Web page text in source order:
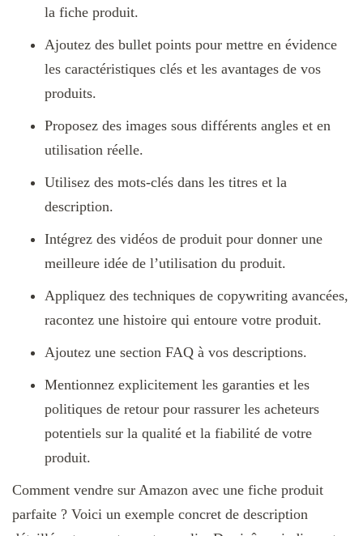
la fiche produit.
Ajoutez des bullet points pour mettre en évidence
les caractéristiques clés et les avantages de vos
produits.
Proposez des images sous différents angles et en
utilisation réelle.
Utilisez des mots-clés dans les titres et la
description.
Intégrez des vidéos de produit pour donner une
meilleure idée de l’utilisation du produit.
Appliquez des techniques de copywriting avancées,
racontez une histoire qui entoure votre produit.
Ajoutez une section FAQ à vos descriptions.
Mentionnez explicitement les garanties et les
politiques de retour pour rassurer les acheteurs
potentiels sur la qualité et la fiabilité de votre
produit.
Comment vendre sur Amazon avec une fiche produit
parfaite ? Voici un exemple concret de description